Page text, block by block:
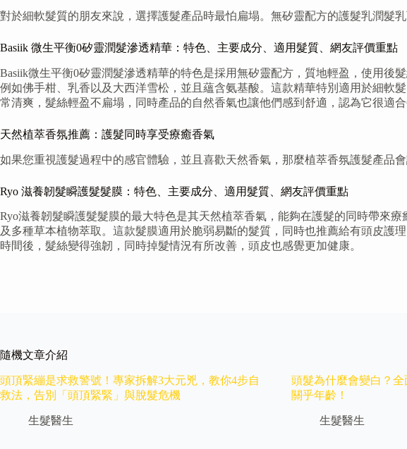
對於細軟髮質的朋友來說，選擇護髮產品時最怕扁塌。無矽靈配方的護髮乳潤髮
Basiik 微生平衡0矽靈潤髮滲透精華：特色、主要成分、適用髮質、網友評價重點
Basiik微生平衡0矽靈潤髮滲透精華的特色是採用無矽靈配方，質地輕盈，使用後
例如佛手柑、乳香以及大西洋雪松，並且蘊含氨基酸。這款精華特別適用於細軟
常清爽，髮絲輕盈不扁塌，同時產品的自然香氣也讓他們感到舒適，認為它很適合
天然植萃香氛推薦：護髮同時享受療癒香氣
如果您重視護髮過程中的感官體驗，並且喜歡天然香氣，那麼植萃香氛護髮產品
Ryo 滋養韌髮瞬護髮髮膜：特色、主要成分、適用髮質、網友評價重點
Ryo滋養韌髮瞬護髮髮膜的最大特色是其天然植萃香氣，能夠在護髮的同時帶來
及多種草本植物萃取。這款髮膜適用於脆弱易斷的髮質，同時也推薦給有頭皮護
時間後，髮絲變得強韌，同時掉髮情況有所改善，頭皮也感覺更加健康。
隨機文章介紹
頭頂緊繃是求救警號！專家拆解3大元兇，教你4步自
救法，告別「頭頂緊緊」與脫髮危機
生髮醫生
頭髮為什麼會變白？
關乎年齡！
生髮醫生